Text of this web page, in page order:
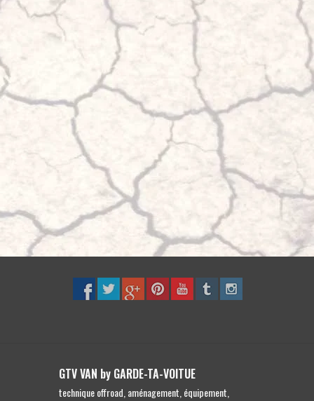
GTV VAN by GARDE-TA-VOITUE
technique offroad, aménagement, équipement,